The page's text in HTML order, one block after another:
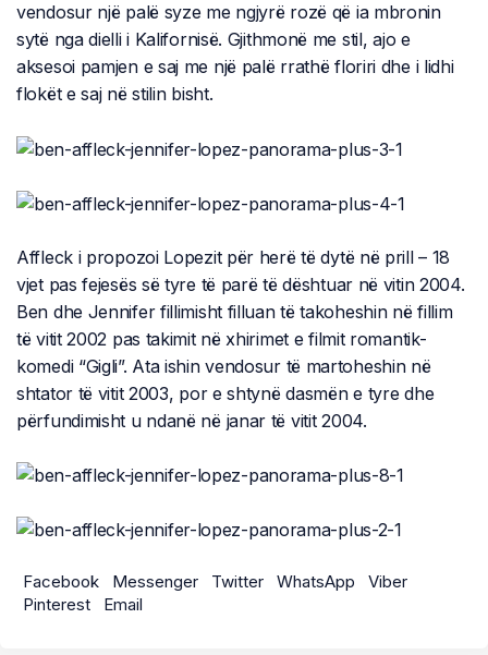
vendosur një palë syze me ngjyrë rozë që ia mbronin
sytë nga dielli i Kalifornisë. Gjithmonë me stil, ajo e
aksesoi pamjen e saj me një palë rrathë floriri dhe i lidhi
flokët e saj në stilin bisht.
Affleck i propozoi Lopezit për herë të dytë në prill – 18
vjet pas fejesës së tyre të parë të dështuar në vitin 2004.
Ben dhe Jennifer fillimisht filluan të takoheshin në fillim
të vitit 2002 pas takimit në xhirimet e filmit romantik-
komedi “Gigli”. Ata ishin vendosur të martoheshin në
shtator të vitit 2003, por e shtynë dasmën e tyre dhe
përfundimisht u ndanë në janar të vitit 2004.
Facebook Messenger Twitter WhatsApp
Viber
Pinterest
Email